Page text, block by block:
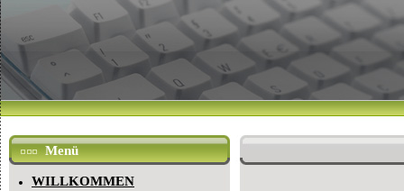
Menü
WILLKOMMEN